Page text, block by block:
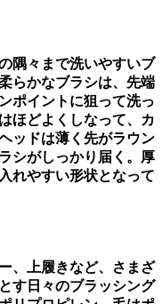
隅々まで洗いやすいブ
らかなブラシは、先端
ポイントに狙って洗っ
ほどよくしなって、カ
ッドは薄く先がラウン
シがしっかり届く。厚
れやすい形状となって
、上履きなど、さまざ
す日々のブラッシング